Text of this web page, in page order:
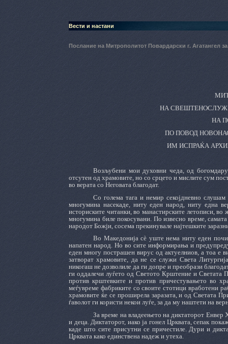
Вести и настани
Послание на Митрополитот Повардарски г. Агатангел
НА
НА
ПО ПОВОД
ИМ ИСПРАЌА
Возљубени мои духовни чеда, од
отсутен од храмовите, но со срцето и мислите сум
во верата со Неговата благодат.
Со голема тага и немир секојдневно слушам
многумина насекаде, ниту еден народ, ниту една
историските читанки, во манастирските летописи, во
многумина биле покосувани. По извесно време,
народот Божји, сосема прекинувале најтешките
Во Македонија сѐ уште нема ниту еден
напатен народ. Но во сите информирања и
еден многу пострашен вирус од актуелниов, а тоа е
затворат храмовите, да не се служи Света
никогаш не дозволиле да ги допре и преобрази
ги оддалечи луѓето од Светото Крштение и Светата
против крштевките и против причестувањето во
меѓувреме фабриките со своите стотици вработени
храмовите ќе се проширела заразата, и од Светата
ѓаволот ги користи некои луѓе, за да му наштети на
За време на владеењето на диктаторот
и деца. Диктаторот, иако ја гонел Црквата, сепак
каде што сите присутни се причестиле. Дури и
Црквата како единствена надеж и утеха.